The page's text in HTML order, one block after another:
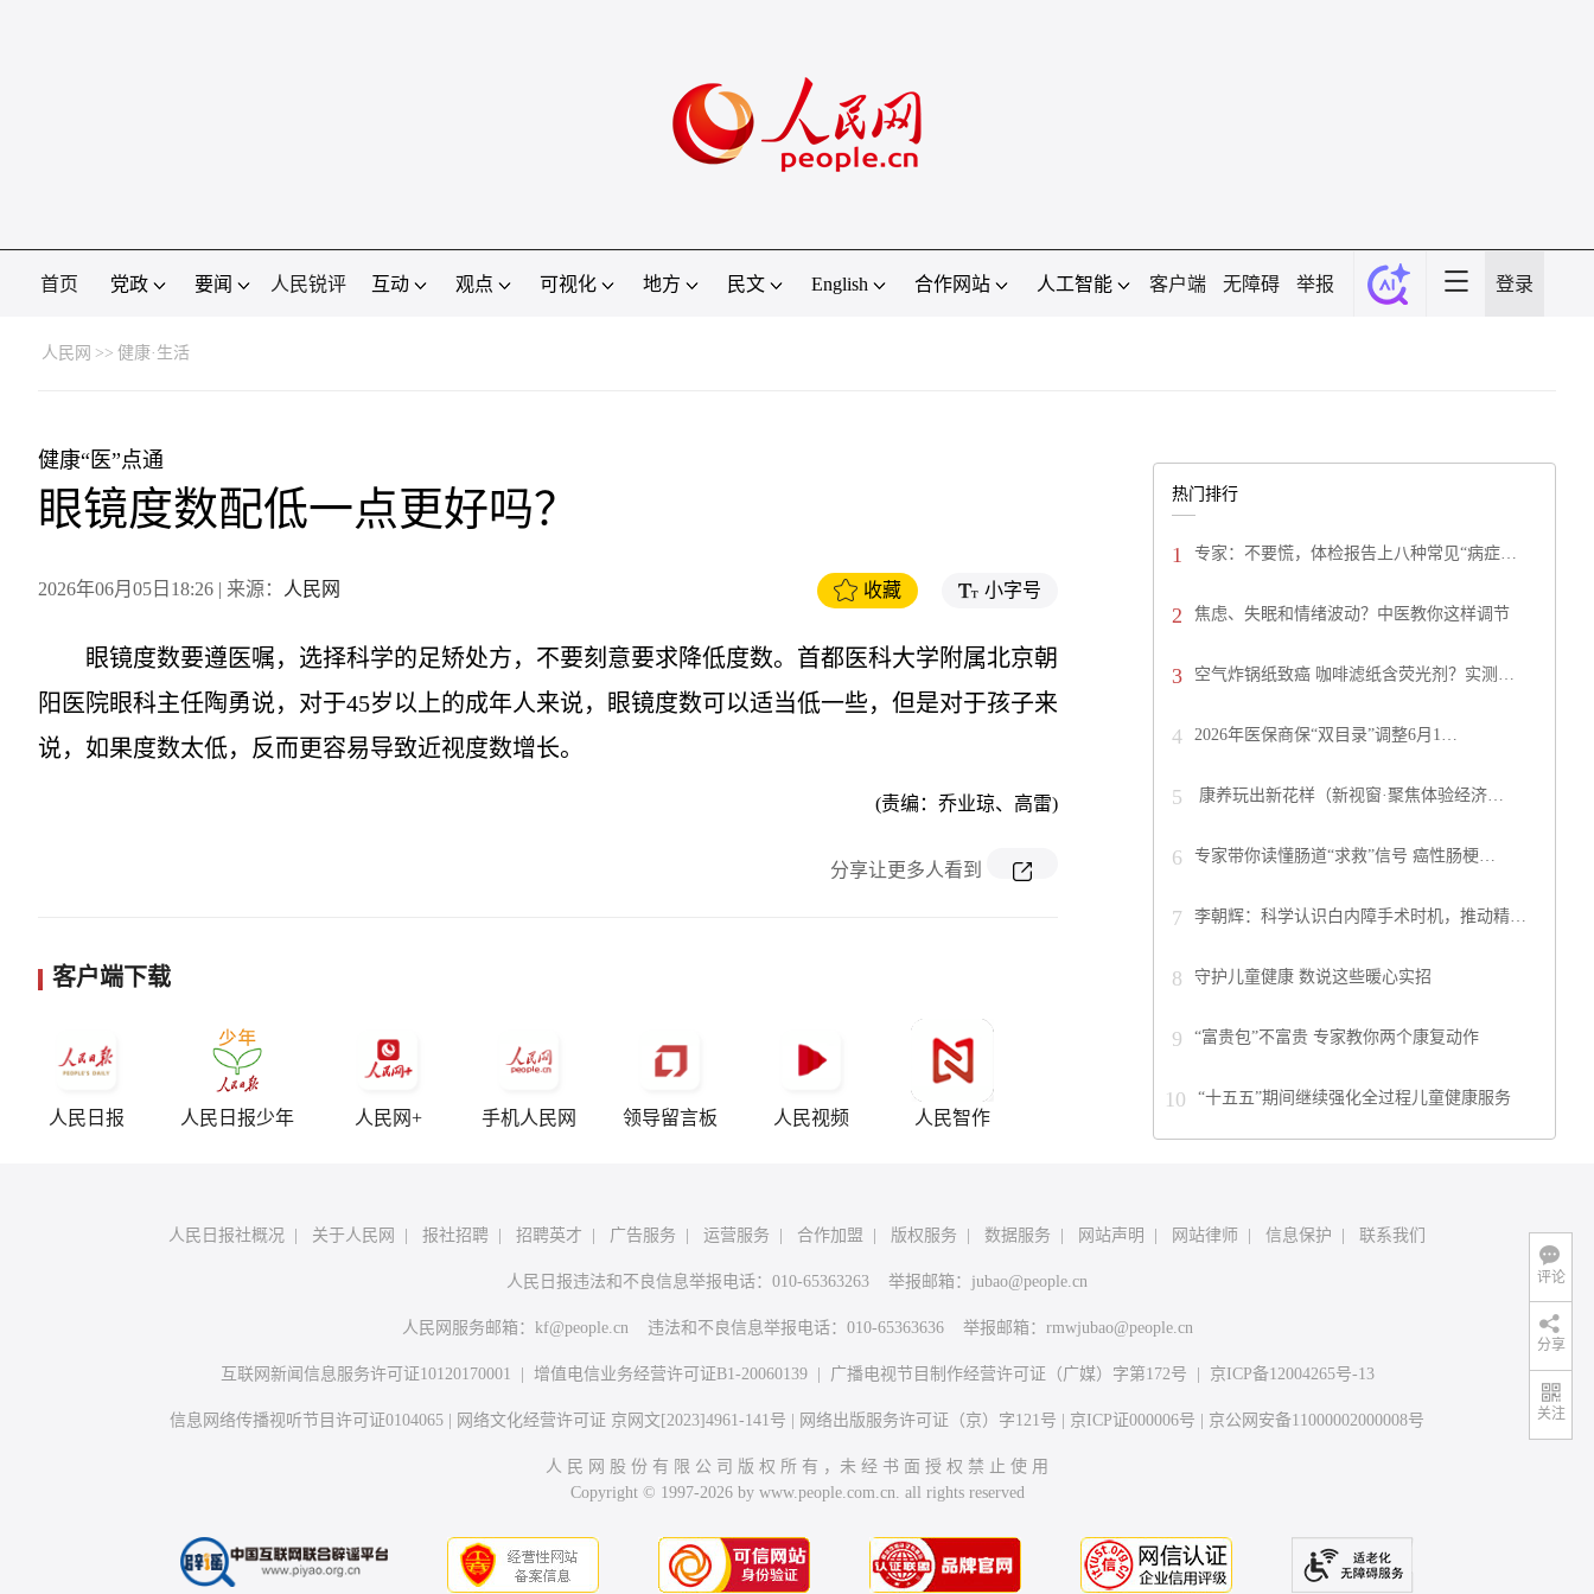
首页 党政 要闻 人民锐评 互动 观点 可视化 地方 民文 English 合作网站 人工智能 客户端 无障碍 举报 登录
人民网 >> 健康·生活
健康“医”点通
眼镜度数配低一点更好吗？
2026年06月05日18:26 | 来源： 人民网 收藏 小字号
眼镜度数要遵医嘱，选择科学的足矫处方，不要刻意要求降低度数。首都医科大学附属北京朝
阳医院眼科主任陶勇说，对于45岁以上的成年人来说，眼镜度数可以适当低一些，但是对于孩子来
说，如果度数太低，反而更容易导致近视度数增长。
(责编：乔业琼、高雷)
分享让更多人看到
客户端下载
人民日报 人民日报少年 人民网+ 手机人民网 领导留言板 人民视频 人民智作
热门排行
1 专家：不要慌，体检报告上八种常见“病症…
2 焦虑、失眠和情绪波动？中医教你这样调节
3 空气炸锅纸致癌 咖啡滤纸含荧光剂？实测…
4 2026年医保商保“双目录”调整6月1…
5 康养玩出新花样（新视窗·聚焦体验经济…
6 专家带你读懂肠道“求救”信号 癌性肠梗…
7 李朝辉：科学认识白内障手术时机，推动精…
8 守护儿童健康 数说这些暖心实招
9 “富贵包”不富贵 专家教你两个康复动作
10 “十五五”期间继续强化全过程儿童健康服务
人民日报社概况 关于人民网 报社招聘 招聘英才 广告服务 运营服务 合作加盟 版权服务 数据服务 网站声明 网站律师 信息保护 联系我们
人民日报违法和不良信息举报电话：010-65363263 举报邮箱： jubao@people.cn
人民网服务邮箱： kf@people.cn违法和不良信息举报电话：010-65363636 举报邮箱： rmwjubao@people.cn
互联网新闻信息服务许可证10120170001 增值电信业务经营许可证B1-20060139| 广播电视节目制作经营许可证（广媒）字第172号 京ICP备12004265号-13
信息网络传播视听节目许可证0104065 网络文化经营许可证 京网文[2023]4961-141号 网络出版服务许可证（京）字121号 京ICP证000006号 京公网安备11000002000008号
人 民 网 股 份 有 限 公 司 版 权 所 有 ，未 经 书 面 授 权 禁 止 使 用
Copyright © 1997-2026 by www.people.com.cn. all rights reserved
评论
分享
关注